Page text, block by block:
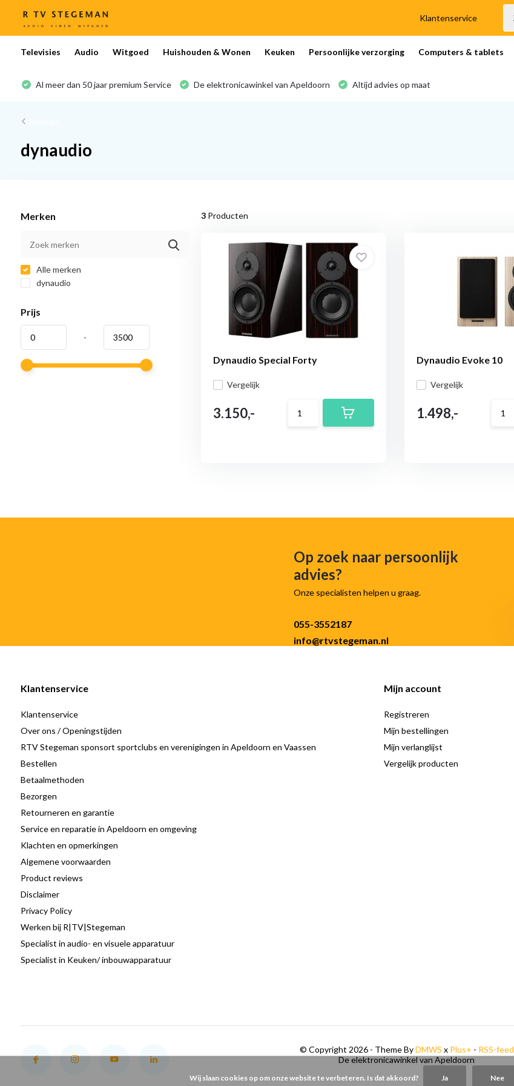
Klantenservice
Televisies Audio Witgoed Huishouden & Wonen Keuken Persoonlijke verzorging Computers & tablets
Al meer dan 50 jaar premium Service De elektronicawinkel van Apeldoorn Altijd advies op maat
dynaudio
Merken
Alle merken
dynaudio
Prijs
-
3Producten
Dynaudio Special Forty
Vergelijk
3.150,-
Dynaudio Evoke 10
Vergelijk
1.498,-
Op zoek naar persoonlijk
advies?
Onze specialisten helpen u graag.
055-3552187
info@rtvstegeman.nl
Klantenservice
Klantenservice
Over ons / Openingstijden
RTV Stegeman sponsort sportclubs en verenigingen in Apeldoorn en Vaassen
Bestellen
Betaalmethoden
Bezorgen
Retourneren en garantie
Service en reparatie in Apeldoorn en omgeving
Klachten en opmerkingen
Algemene voorwaarden
Product reviews
Disclaimer
Privacy Policy
Werken bij R|TV|Stegeman
Specialist in audio- en visuele apparatuur
Specialist in Keuken/ inbouwapparatuur
Mijn account
Registreren
Mijn bestellingen
Mijn verlanglijst
Vergelijk producten
© Copyright 2026 - Theme ByDMWS x Plus+ - RSS-feed
De elektronicawinkel van Apeldoorn
Wij slaan cookies op om onze website te verbeteren. Is dat akkoord? Ja Nee